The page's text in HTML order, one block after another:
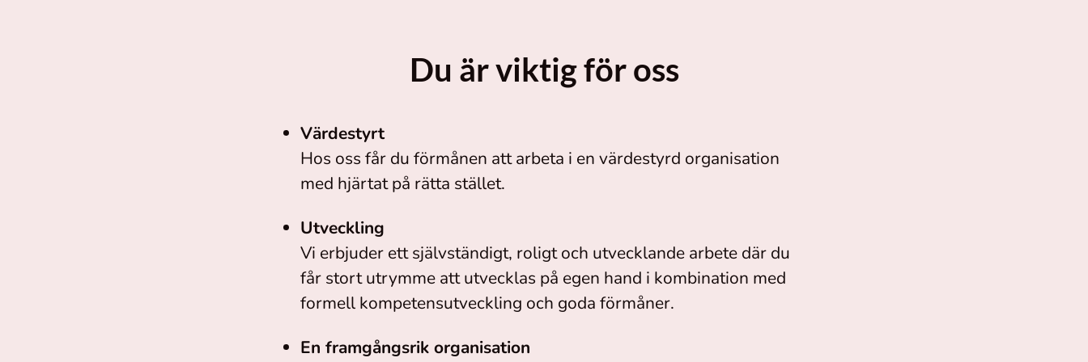
Du är viktig för oss
Värdestyrt
Hos oss får du förmånen att arbeta i en värdestyrd organisation
med hjärtat på rätta stället.
Utveckling
Vi erbjuder ett självständigt, roligt och utvecklande arbete där du
får stort utrymme att utvecklas på egen hand i kombination med
formell kompetensutveckling och goda förmåner.
En framgångsrik organisation